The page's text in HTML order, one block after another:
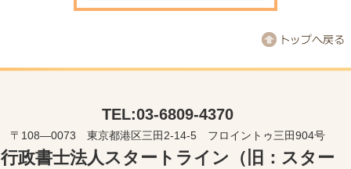
TEL:03-6809-4370
〒108―0073 東京都港区三田2-14-5 フロイントゥ三田904号
行政書士法人スタートライン（旧：スター